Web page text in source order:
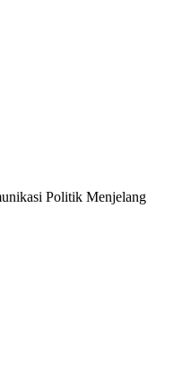
Politik Menjelang